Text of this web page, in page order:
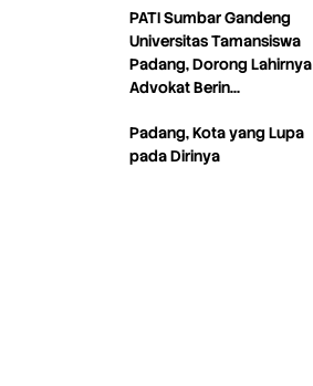
PATI Sumbar Gandeng
Universitas Tamansiswa
Padang, Dorong Lahirnya
Advokat Berin…
Padang, Kota yang Lupa
pada Dirinya